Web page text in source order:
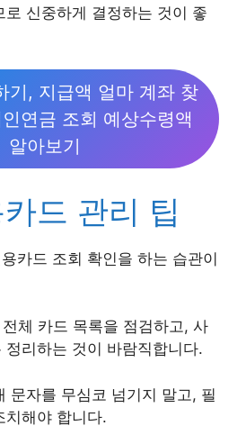
로 신중하게 결정하는 것이 좋
기, 지급액 얼마 계좌 찾
연금 조회 예상수령액
알아보기
드 관리 팁
카드 조회 확인을 하는 습관이
체 카드 목록을 점검하고, 사
정리하는 것이 바람직합니다.
문자를 무심코 넘기지 말고, 필
치해야 합니다.